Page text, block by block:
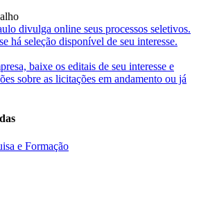
divulga online seus processos seletivos.
há seleção disponível de seu interesse.
baixe os editais de seu interesse e
sobre as licitações em andamento ou já
e Formação